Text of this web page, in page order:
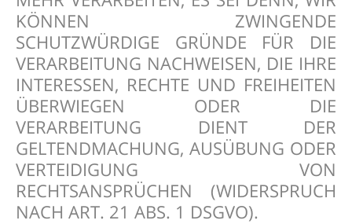
KÖNNEN ZWINGENDE
SCHUTZWÜRDIGE GRÜNDE FÜR DIE
VERARBEITUNG NACHWEISEN, DIE IHRE
INTERESSEN, RECHTE UND FREIHEITEN
ÜBERWIEGEN ODER DIE
VERARBEITUNG DIENT DER
GELTENDMACHUNG, AUSÜBUNG ODER
VERTEIDIGUNG VON
RECHTSANSPRÜCHEN (WIDERSPRUCH
NACH ART. 21 ABS. 1 DSGVO).